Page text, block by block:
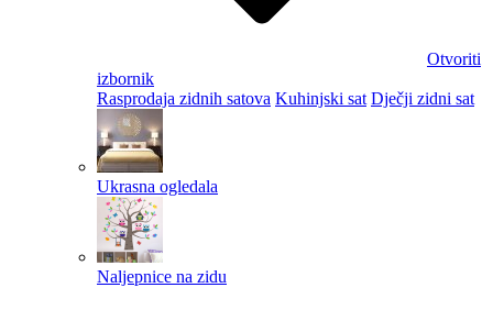
Otvoriti
izbornik
Rasprodaja zidnih satova Kuhinjski sat Dječji zidni sat
Ukrasna ogledala
Naljepnice na zidu